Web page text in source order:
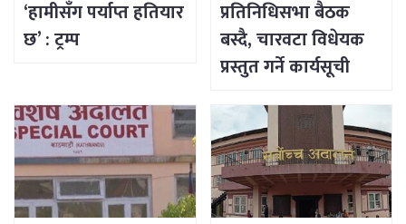
‘हामीसँग पर्याप्त हतियार
छ’ : ट्रम्प
प्रतिनिधिसभा बैठक
बस्दै, चारवटा विधेयक
प्रस्तुत गर्ने कार्यसूची